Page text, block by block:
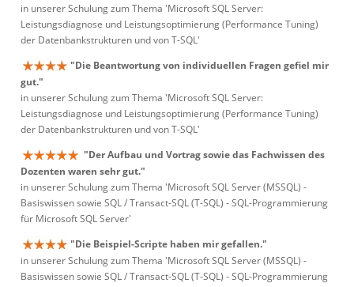
in unserer Schulung zum Thema 'Microsoft SQL Server:
Leistungsdiagnose und Leistungsoptimierung (Performance Tuning)
der Datenbankstrukturen und von T-SQL'
"Die Beantwortung von individuellen Fragen gefiel mir
gut."
in unserer Schulung zum Thema 'Microsoft SQL Server:
Leistungsdiagnose und Leistungsoptimierung (Performance Tuning)
der Datenbankstrukturen und von T-SQL'
"Der Aufbau und Vortrag sowie das Fachwissen des
Dozenten waren sehr gut."
in unserer Schulung zum Thema 'Microsoft SQL Server (MSSQL) -
Basiswissen sowie SQL / Transact-SQL (T-SQL) - SQL-Programmierung
für Microsoft SQL Server'
"Die Beispiel-Scripte haben mir gefallen."
in unserer Schulung zum Thema 'Microsoft SQL Server (MSSQL) -
Basiswissen sowie SQL / Transact-SQL (T-SQL) - SQL-Programmierung